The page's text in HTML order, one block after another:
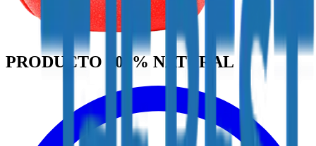
PRODUCTO 100%NATURAL